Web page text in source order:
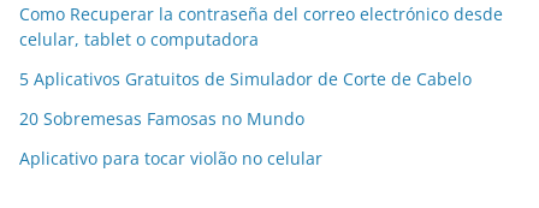
Como Recuperar la contraseña del correo electrónico desde
celular, tablet o computadora
5 Aplicativos Gratuitos de Simulador de Corte de Cabelo
20 Sobremesas Famosas no Mundo
Aplicativo para tocar violão no celular